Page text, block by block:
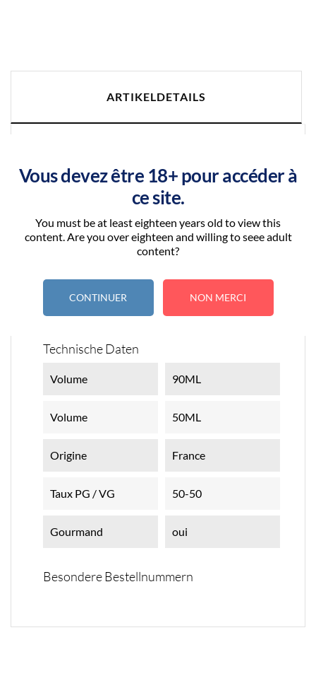
Vous devez être 18+ pour accéder à
ce site.
You must be at least eighteen years old to view this
content. Are you over eighteen and willing to seee adult
content?
CONTINUER NON MERCI
ARTIKELDETAILS
Artikel-Nr. TORTULETTE_50ML_BV
Technische Daten
Volume 90ML
Volume 50ML
Origine France
Taux PG / VG 50-50
Gourmand oui
Besondere Bestellnummern